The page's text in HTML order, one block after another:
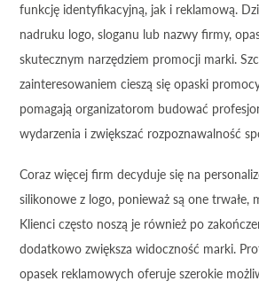
funkcję identyfikacyjną, jak i reklamową.
nadruku logo, sloganu lub nazwy firmy,
skutecznym narzędziem promocji marki.
zainteresowaniem cieszą się opaski
pomagają organizatorom budować
wydarzenia i zwiększać rozpoznawalność
Coraz więcej firm decyduje się na
silikonowe z logo, ponieważ są one trwałe,
Klienci często noszą je również po
dodatkowo zwiększa widoczność marki.
opasek reklamowych oferuje szerokie